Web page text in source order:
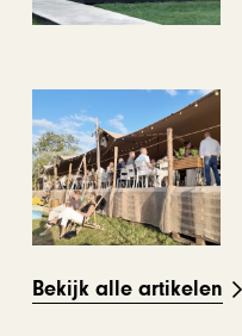
Bekijk alle artikelen